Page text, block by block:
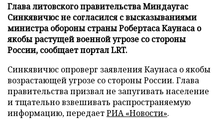
Глава литовского правительства Миндаугас
Синкявичюс не согласился с высказываниями
министра обороны страны Робертаса Каунаса о
якобы растущей военной угрозе со стороны
России, сообщает портал LRT.
Синкявичюс опроверг заявления Каунаса о якобы
возрастающей угрозе со стороны России. Глава
правительства призвал не запугивать население
и тщательно взвешивать распространяемую
информацию, передаетРИА «Новости».